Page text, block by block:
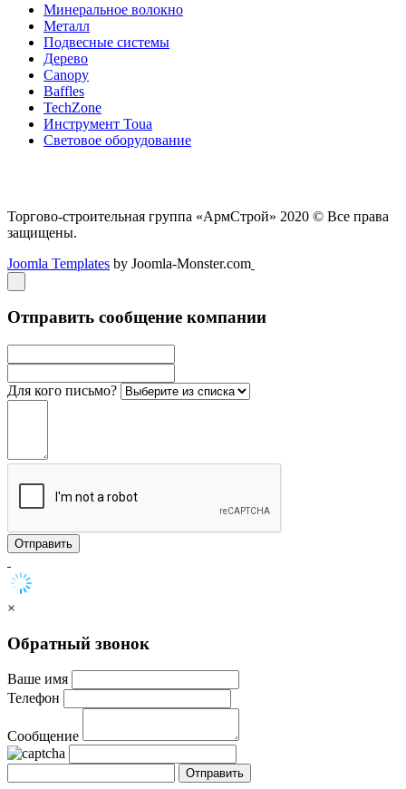
Минеральное волокно
Металл
Подвесные системы
Дерево
Canopy
Baffles
TechZone
Инструмент Toua
Световое оборудование
Торгово-строительная группа «АрмСтрой» 2020 © Все права
защищены.
Joomla Templates by Joomla-Monster.com
Отправить сообщение компании
Для кого письмо?
Отправить
×
Обратный звонок
Ваше имя
Телефон
Сообщение
Отправить